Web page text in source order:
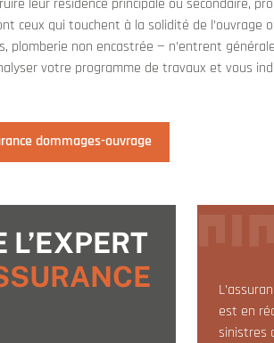
leur résidence principale ou secondaire,
ceux qui touchent à la solidité de
plomberie non encastrée — n’entrent
votre programme de travaux et vous
dommages-ouvrage
L’EXPERT
est en
sinistres